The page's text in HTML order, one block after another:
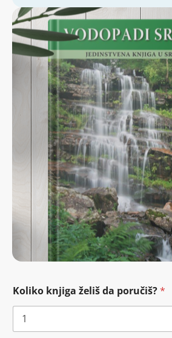
Koliko knjiga želiš da poručiš?*